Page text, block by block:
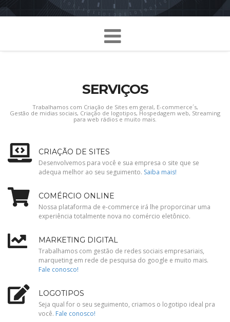
SERVIÇOS
Trabalhamos com Criação de Sites em geral, E-commerce´s,
Gestão de midias sociais, Criação de logotipos, Hospedagem web, Streaming
para web rádios e muito mais.
CRIAÇÃO DE SITES
Desenvolvemos para você e sua empresa o site que se
adequa melhor ao seu seguimento. Saiba mais!
COMÉRCIO ONLINE
Nossa plataforma de e-commerce irá lhe proporcinar uma
experiência totalmente nova no comércio eletônico.
MARKETING DIGITAL
Trabalhamos com gestão de redes sociais empresariais,
marqueting em rede de pesquisa do google e muito mais.
Fale conosco!
LOGOTIPOS
Seja qual for o seu seguimento, criamos o logotipo ideal pra
você. Fale conosco!